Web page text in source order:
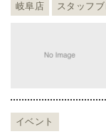
岐阜店 スタッフ
イベント